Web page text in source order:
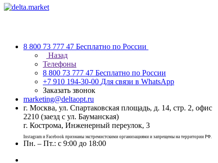
8 800 73 777 47 Бесплатно по России
Назад
Телефоны
8 800 73 777 47 Бесплатно по России
+7 910 194-30-00 Для связи в WhatsApp
Заказать звонок
marketing@deltaopt.ru
г. Москва, ул. Спартаковская площадь, д. 14, стр. 2, офис
2210 (заезд с ул. Бауманская)
г. Кострома, Инженерный переулок, 3
Instagram и Facebook признаны экстремистскими организациями и запрещены на территории РФ.
Пн. – Пт.: с 9:00 до 18:00